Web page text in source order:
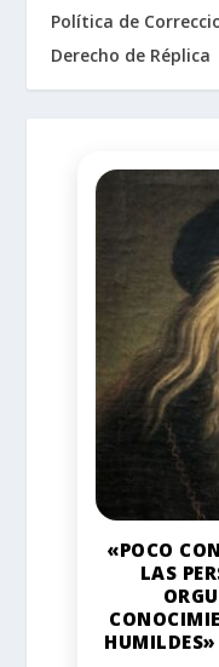
Política de
Derecho de Réplica
«POCO
LAS